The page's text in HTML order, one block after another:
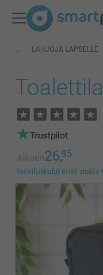
LAHJOJA LAPSELLE
Alkaen26,95
toimituskulut eivät sisälly